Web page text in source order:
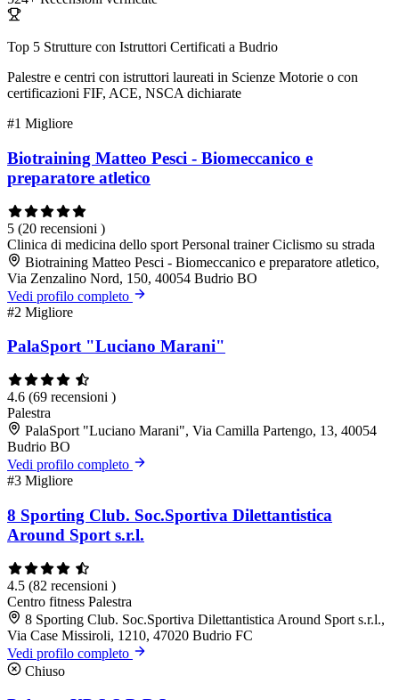
Top 5 Strutture con Istruttori Certificati a Budrio
Palestre e centri con istruttori laureati in Scienze Motorie o con
certificazioni FIF, ACE, NSCA dichiarate
#1 Migliore
Biotraining Matteo Pesci - Biomeccanico e
preparatore atletico
5 (20 recensioni )
Clinica di medicina dello sport Personal trainerCiclismo su strada
Biotraining Matteo Pesci - Biomeccanico e preparatore atletico,
Via Zenzalino Nord, 150, 40054 Budrio BO
Vedi profilo completo
#2 Migliore
PalaSport "Luciano Marani"
4.6 (69 recensioni )
Palestra
PalaSport "Luciano Marani", Via Camilla Partengo, 13, 40054
Budrio BO
Vedi profilo completo
#3 Migliore
8 Sporting Club. Soc.Sportiva Dilettantistica
Around Sport s.r.l.
4.5 (82 recensioni )
Centro fitness Palestra
8 Sporting Club. Soc.Sportiva Dilettantistica Around Sport s.r.l.,
Via Case Missiroli, 1210, 47020 Budrio FC
Vedi profilo completo
Chiuso